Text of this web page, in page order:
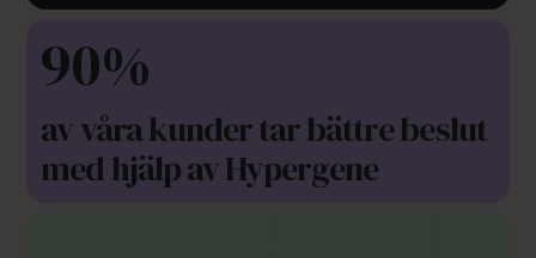
90%
av våra kunder tar bättre beslut
med hjälp av Hypergene